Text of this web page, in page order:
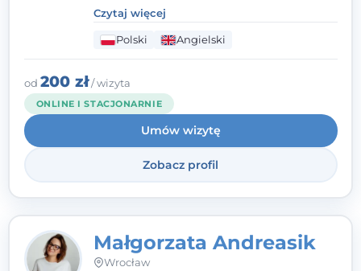
poznawczo-behawioralne oraz metody,
które koncentrują się na rozwiązaniach
(TSR). Te polegają na osiąganiu
zamierzonych celów (doprowadzeniu do
rozwiązania trudnych sytuacji) poprzez
identyfikowanie i wzmacnianie zasobów
oraz mocnych stron klienta. W swojej
pracy korzystam także z metod dialogu
motywacyjnego i treningu uważności.
Czytaj więcej
Polski Angielski
od 200 zł/ wizyta
ONLINE I STACJONARNIE
Umów wizytę
Zobacz profil
Małgorzata Andreasik
Wrocław